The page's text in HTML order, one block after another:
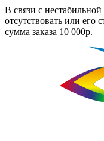
В связи с
отсутствовать или его
сумма заказа 10 000р.